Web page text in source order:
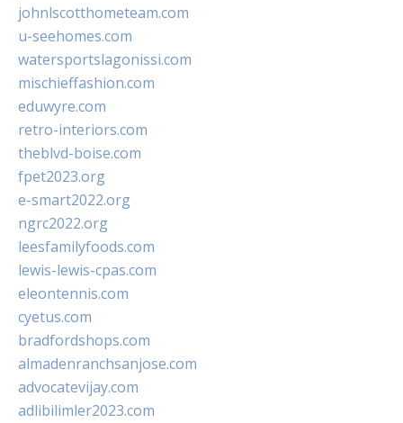
johnlscotthometeam.com
u-seehomes.com
watersportslagonissi.com
mischieffashion.com
eduwyre.com
retro-interiors.com
theblvd-boise.com
fpet2023.org
e-smart2022.org
ngrc2022.org
leesfamilyfoods.com
lewis-lewis-cpas.com
eleontennis.com
cyetus.com
bradfordshops.com
almadenranchsanjose.com
advocatevijay.com
adlibilimler2023.com